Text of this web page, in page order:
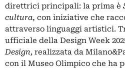
direttrici principali: la prima è
cultura, con iniziative che
attraverso linguaggi artistici.
ufficiale della Design Week
Design, realizzata da
con il Museo Olimpico che ha